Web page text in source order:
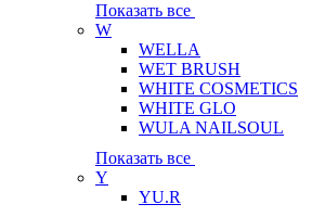
Показать все
W
WELLA
WET BRUSH
WHITE COSMETICS
WHITE GLO
WULA NAILSOUL
Показать все
Y
YU.R